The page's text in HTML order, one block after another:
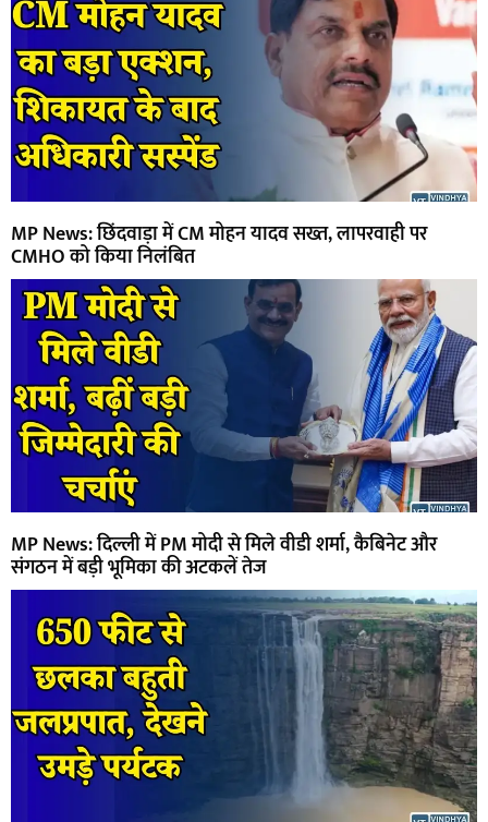
MP News: छिंदवाड़ा में CM मोहन यादव सख्त, लापरवाही पर
CMHO को किया निलंबित
MP News: दिल्ली में PM मोदी से मिले वीडी शर्मा, कैबिनेट और
संगठन में बड़ी भूमिका की अटकलें तेज